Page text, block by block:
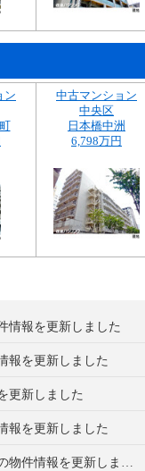
ン
中古マンション
中央区
日本橋中洲
6,798万円
情報を更新しました
報を更新しました
更新しました
報を更新しました
日商岩井日本橋浜町マンションの物件情報を更新しました